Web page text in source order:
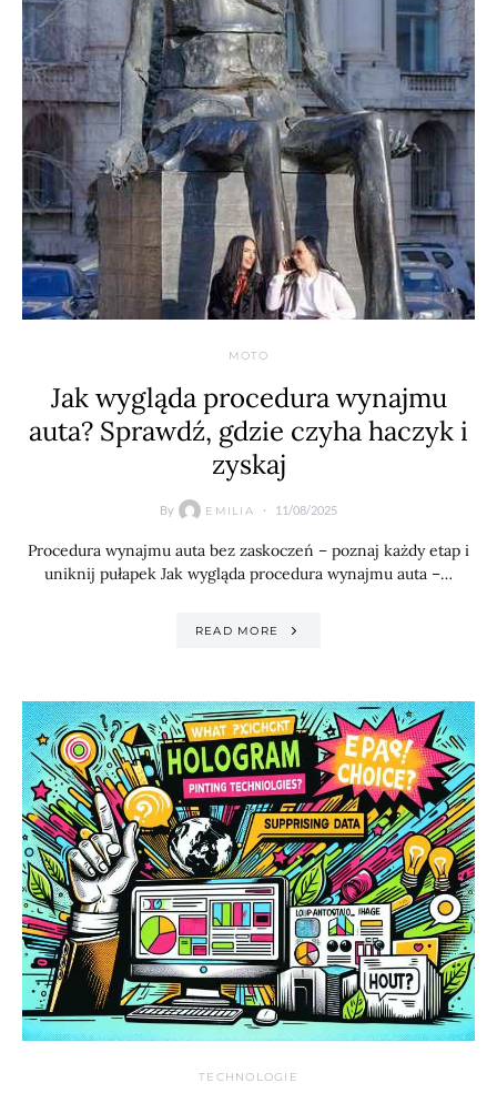
MOTO
Jak wygląda procedura wynajmu
auta? Sprawdź, gdzie czyha haczyk i
zyskaj
By EMILIA 11/08/2025
Procedura wynajmu auta bez zaskoczeń – poznaj każdy etap i
uniknij pułapek Jak wygląda procedura wynajmu auta –…
READ MORE
TECHNOLOGIE